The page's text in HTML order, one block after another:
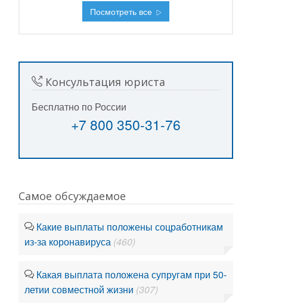
Посмотреть все
Консультация юриста
Бесплатно по России
+7 800 350-31-76
Самое обсуждаемое
Какие выплаты положены соцработникам
из-за коронавируса (460)
Какая выплата положена супругам при 50-
летии совместной жизни (307)